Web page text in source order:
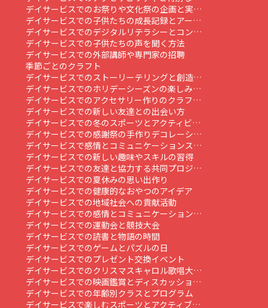
デイサービスでのお祭りや文化祭の企画と実…
デイサービスでの子供たちの成長記録とアー…
デイサービスでのデジタルリテラシーとコン…
デイサービスでの子供たちの声を聞く方法
デイサービスでの外部講師や専門家の招聘
季節ごとのクラフト
デイサービスでのストーリーテリングと創造…
デイサービスでのホリデーシーズンの楽しみ…
デイサービスでのアクセサリー作りのクラフ…
デイサービスでの新しい友達との出会い方
デイサービスでの冬のスポーツとアクティビ…
デイサービスでの感謝祭の手作りデコレーシ…
デイサービスで感情とコミュニケーションス…
デイサービスでの新しい趣味やスキルの習得
デイサービスでの友達と協力する共同プロジ…
デイサービスでの夏休みの思い出作り
デイサービスでの健康的なおやつのアイデア
デイサービスでの地域社会への貢献活動
デイサービスでの感情とコミュニケーション…
デイサービスでの運動会と競技大会
デイサービスでの読書と物語の時間
デイサービスでのゲームとパズルの日
デイサービスでのプレゼント交換イベント
デイサービスでのクリスマスキャロル歌唱大…
デイサービスでの映画鑑賞とディスカッショ…
デイサービスでの年齢別クラスとプログラム
デイサービスで楽しむスポーツとアクティブ…